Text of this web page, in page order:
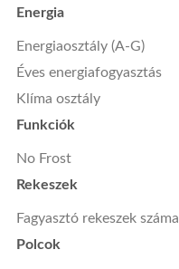
Energia
Energiaosztály (A-G)
Éves energiafogyasztás
Klíma osztály
Funkciók
No Frost
Rekeszek
Fagyasztó rekeszek száma
Polcok